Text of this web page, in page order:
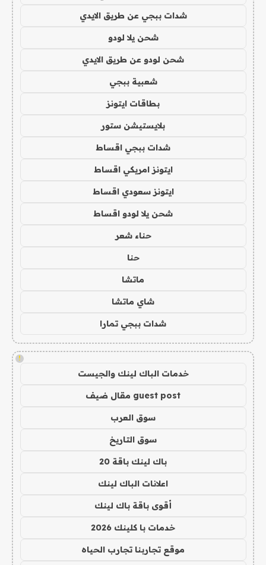
شدات ببجي عن طريق الايدي
شحن يلا لودو
شحن لودو عن طريق الايدي
شعبية ببجي
بطاقات ايتونز
بلايستيشن ستور
شدات ببجي اقساط
ايتونز امريكي اقساط
ايتونز سعودي اقساط
شحن يلا لودو اقساط
حناء شعر
حنا
ماتشا
شاي ماتشا
شدات ببجي تمارا
!
خدمات الباك لينك والجيست
guest post مقال ضيف
سوق العرب
سوق التاريخ
باك لينك باقة 20
اعلانات الباك لينك
أقوى باقة باك لينك
خدمات با كلينك 2026
موقع تجاربنا تجارب الحياه